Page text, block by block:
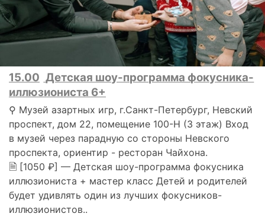
15.00 Детская шоу-программа фокусника-
иллюзиониста 6+
⚲ Музей азартных игр, г.Санкт-Петербург, Невский
проспект, дом 22, помещение 100-Н (3 этаж) Вход
в музей через парадную со стороны Невского
проспекта, ориентир - ресторан Чайхона.
🗎 [1050 ₽] — Детская шоу-программа фокусника
иллюзиониста + мастер класс Детей и родителей
будет удивлять один из лучших фокусников-
иллюзионистов..